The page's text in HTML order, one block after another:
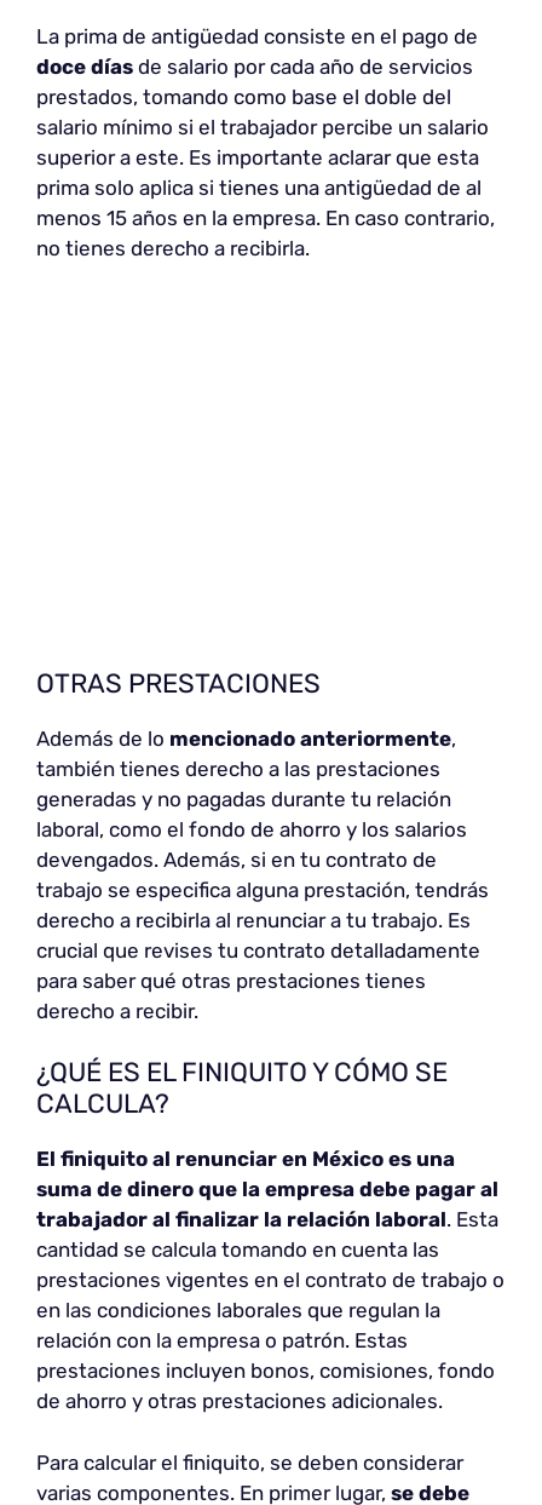
La prima de antigüedad consiste en el pago de
doce días de salario por cada año de servicios
prestados, tomando como base el doble del
salario mínimo si el trabajador percibe un salario
superior a este. Es importante aclarar que esta
prima solo aplica si tienes una antigüedad de al
menos 15 años en la empresa. En caso contrario,
no tienes derecho a recibirla.
OTRAS PRESTACIONES
Además de lo mencionado anteriormente,
también tienes derecho a las prestaciones
generadas y no pagadas durante tu relación
laboral, como el fondo de ahorro y los salarios
devengados. Además, si en tu contrato de
trabajo se especifica alguna prestación, tendrás
derecho a recibirla al renunciar a tu trabajo. Es
crucial que revises tu contrato detalladamente
para saber qué otras prestaciones tienes
derecho a recibir.
¿QUÉ ES EL FINIQUITO Y CÓMO SE
CALCULA?
El finiquito al renunciar en México es una
suma de dinero que la empresa debe pagar al
trabajador al finalizar la relación laboral. Esta
cantidad se calcula tomando en cuenta las
prestaciones vigentes en el contrato de trabajo o
en las condiciones laborales que regulan la
relación con la empresa o patrón. Estas
prestaciones incluyen bonos, comisiones, fondo
de ahorro y otras prestaciones adicionales.
Para calcular el finiquito, se deben considerar
varias componentes. En primer lugar, se debe